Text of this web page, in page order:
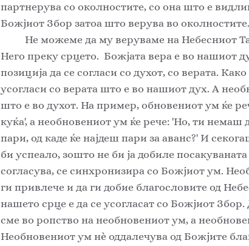
партнерува со околностите, со она што е
Божјиот Збор затоа што верува во околностите.
Него преку срцето.  Божјата вера е во нашиот
позиција да се согласи со духот, со верата.
усогласи со верата што е во нашиот дух. А
што е во духот. На пример, обновениот ум ќе
куќа', а необновениот ум ќе рече: 'Но, ти
пари, од каде ќе најдеш пари за аванс?' И
би успеало, зошто не би ја добиле
согласува, се синхронизира со Божјиот ум.
ги привлече и да ги добие благословите од
нашето срце е да се усогласат со Божјиот
сме во ропство на необновениот ум, а
Необновениот ум нѐ оддалечува од Божјите